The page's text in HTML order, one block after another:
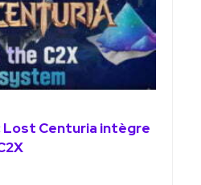
Lost Centuria intègre